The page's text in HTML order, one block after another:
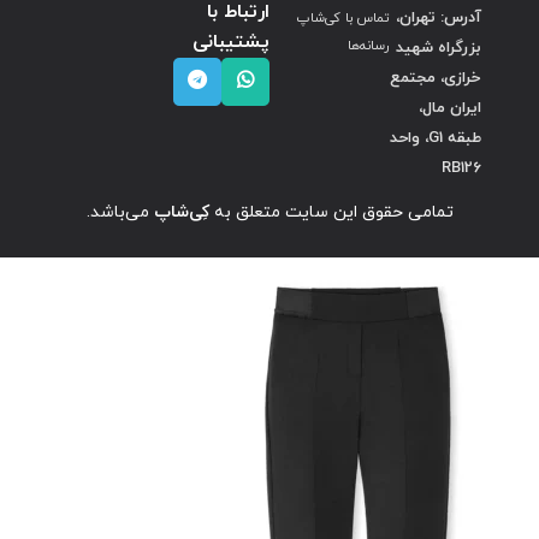
آدرس: تهران،
بزرگراه شهید
خرازی، مجتمع
ایران مال،
طبقه G1، واحد
RB126
تماس با کی‌شاپ
رسانه‌ها
ارتباط با
پشتیبانی
تمامی حقوق این سایت متعلق بهکِی‌شاپ می‌باشد.